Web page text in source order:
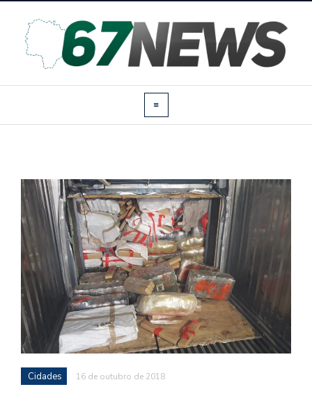
Cidades 16 de outubro de 2018